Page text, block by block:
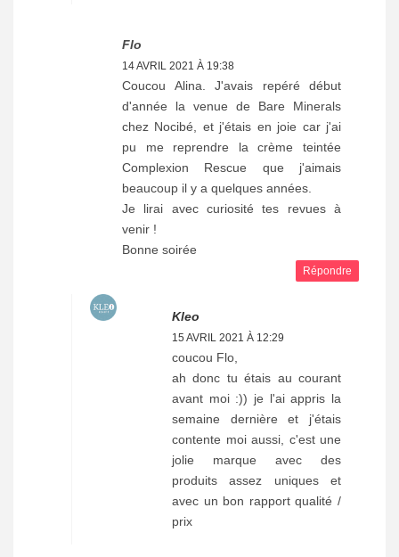
Flo
14 AVRIL 2021 À 19:38
Coucou Alina. J'avais repéré début
d'année la venue de Bare Minerals
chez Nocibé, et j'étais en joie car j'ai
pu me reprendre la crème teintée
Complexion Rescue que j'aimais
beaucoup il y a quelques années.
Je lirai avec curiosité tes revues à
venir !
Bonne soirée
Répondre
Kleo
15 AVRIL 2021 À 12:29
coucou Flo,
ah donc tu étais au courant
avant moi :)) je l'ai appris la
semaine dernière et j'étais
contente moi aussi, c'est une
jolie marque avec des
produits assez uniques et
avec un bon rapport qualité /
prix